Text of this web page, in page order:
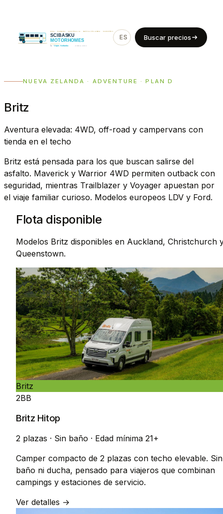
ES EN
Buscar precios
NUEVA ZELANDA · ADVENTURE · PLAN D
Britz
Aventura elevada: 4WD, off-road y campervans con
tienda en el techo
Britz está pensada para los que buscan salirse del
asfalto. Maverick y Warrior 4WD permiten outback con
seguridad, mientras Trailblazer y Voyager apuestan por
el viaje familiar curioso. Modelos europeos LDV y Ford.
Flota disponible
Modelos Britz disponibles en Auckland, Christchurch
Queenstown.
Britz
2BB
Britz Hitop
2 plazas · Sin baño · Edad mínima 21+
Camper compacto de 2 plazas con techo elevable. Sin
baño ni ducha, pensado para viajeros que combinan
campings y estaciones de servicio.
Ver detalles →